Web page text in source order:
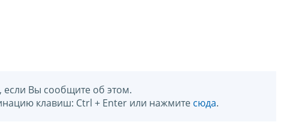
если Вы сообщите об этом.
клавиш: Ctrl + Enter или нажмите сюда.